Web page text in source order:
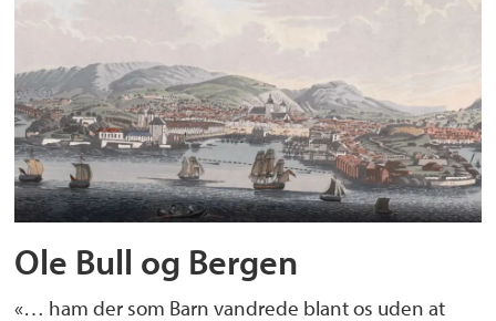
Ole Bull og Bergen
«… ham der som Barn vandrede blant os uden at